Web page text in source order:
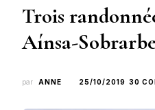
Trois
Aínsa-
par ANNE 25/10/2019 30